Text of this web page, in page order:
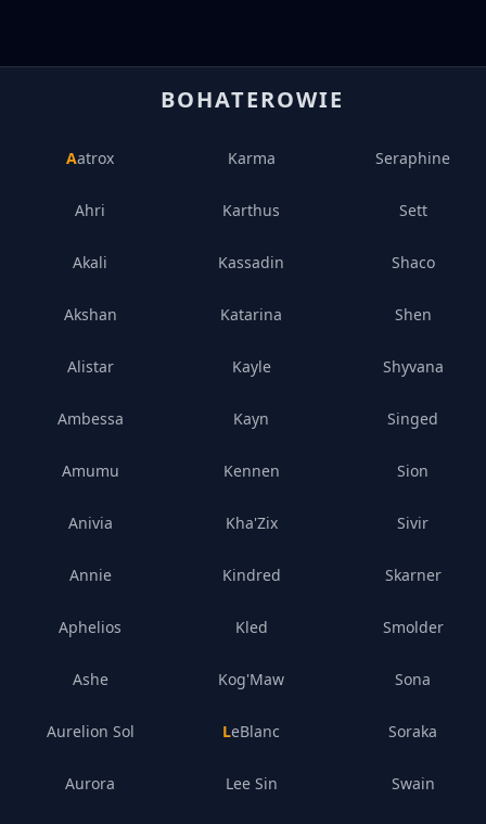
BOHATEROWIE
Aatrox
Ahri
Akali
Akshan
Alistar
Ambessa
Amumu
Anivia
Annie
Aphelios
Ashe
Aurelion Sol
Aurora
Karma
Karthus
Kassadin
Katarina
Kayle
Kayn
Kennen
Kha'Zix
Kindred
Kled
Kog'Maw
LeBlanc
Lee Sin
Seraphine
Sett
Shaco
Shen
Shyvana
Singed
Sion
Sivir
Skarner
Smolder
Sona
Soraka
Swain